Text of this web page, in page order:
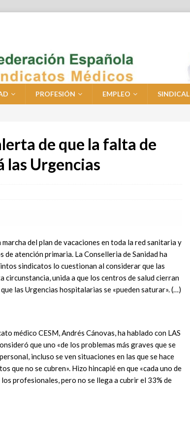
PROFESIÓN EMPLEO SINDICAL
de que la falta de
Urgencias
del plan de vacaciones en toda la red sanitaria y
atención primaria. La Conselleria de Sanidad ha
sindicatos lo cuestionan al considerar que las
unida a que los centros de salud cierran
las Urgencias hospitalarias se «pueden saturar». (…)
médico CESM, Andrés Cánovas, ha hablado con LAS
que uno «de los problemas más graves que se
incluso se ven situaciones en las que se hace
que no se cubren». Hizo hincapié en que «cada uno de
profesionales, pero no se llega a cubrir el 33% de